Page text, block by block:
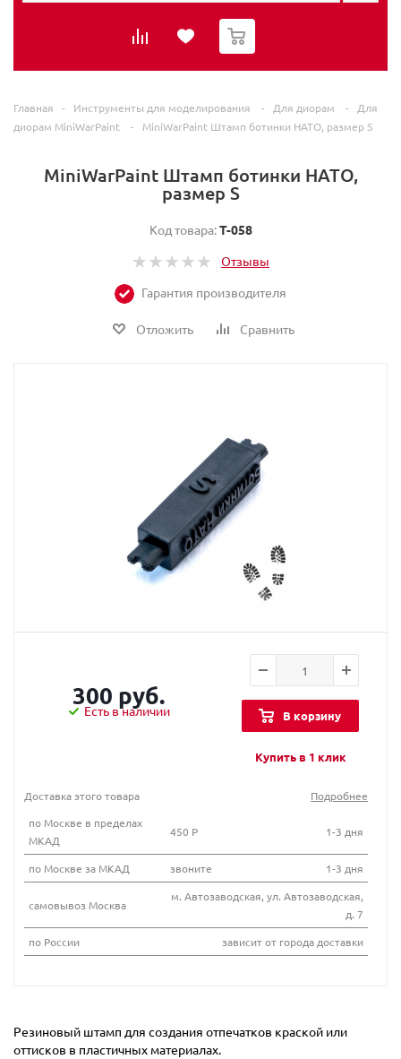
0
Главная - Инструменты для моделирования - Для диорам -
Для
диорам MiniWarPaint
- MiniWarPaint Штамп ботинки НАТО, размер S
MiniWarPaint Штамп ботинки НАТО,
размер S
Код товара:T-058
Отзывы
Гарантия производителя
Отложить Сравнить
300 руб.
Есть в наличии В корзину
Купить в 1 клик
Доставка этого товара
Подробнее
по Москве в пределах
МКАД
450 Р 1-3 дня
по Москве за МКАД звоните 1-3 дня
самовывоз Москва
м. Автозаводская, ул. Автозаводская,
д. 7
по России
зависит от города доставки
Резиновый штамп для создания отпечатков краской или
оттисков в пластичных материалах.